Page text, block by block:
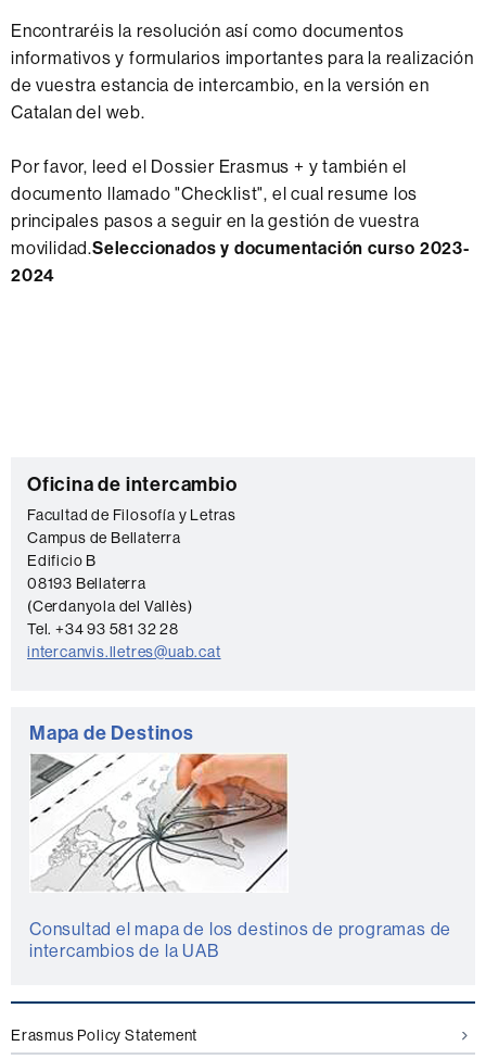
Encontraréis la resolución así como documentos
informativos y formularios importantes para la realización
de vuestra estancia de intercambio, en la versión en
Catalan del web.
Por favor, leed el Dossier Erasmus + y también el
documento llamado "Checklist", el cual resume los
principales pasos a seguir en la gestión de vuestra
movilidad.Seleccionados y documentación curso 2023-
2024
Información
complementaria
C
o
n
t
a
c
Oficina de intercambio
Facultad de Filosofía y Letras
Campus de Bellaterra
Edificio B
08193 Bellaterra
(Cerdanyola del Vallès)
Tel. +34 93 581 32 28
intercanvis.lletres@uab.cat
Mapa de Destinos
Consultad el mapa de los destinos de programas de
intercambios de la UAB
Erasmus Policy Statement